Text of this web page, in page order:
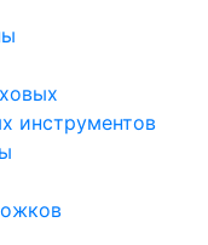
инструментов